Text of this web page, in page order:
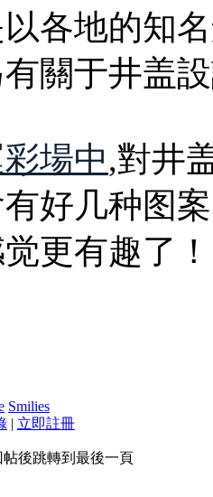
各地的知
關于井盖
場中,對井
有好几种图
更有趣了！
Smilies
| 立即註冊
帖後跳轉到最後一頁